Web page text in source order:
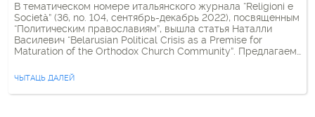
В тематическом номере итальянского журнала “Religioni e
Società” (36, no. 104, сентябрь-декабрь 2022), посвященным
“Политическим православиям”, вышла статья Наталли
Василевич “Belarusian Political Crisis as a Premise for
Maturation of the Orthodox Church Community”. Предлагаем
©. Аннотация. Статья, с одной стороны, посвящена
церковно-государственным отношениям в Беларуси после
гражданского переворота в […]
ЧЫТАЦЬ ДАЛЕЙ